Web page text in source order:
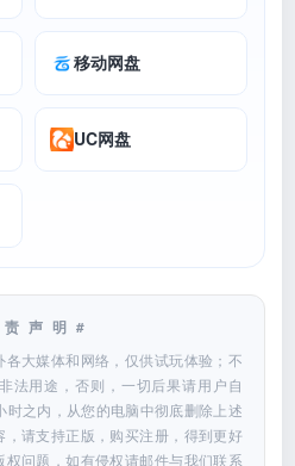
移动网盘
UC网盘
声明#
大媒体和网络，仅供试玩体验；不
法用途，否则，一切后果请用户自
之内，从您的电脑中彻底删除上述
请支持正版，购买注册，得到更好
问题，如有侵权请邮件与我们联系